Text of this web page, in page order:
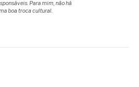
Para mim, não há
boa troca cultural.